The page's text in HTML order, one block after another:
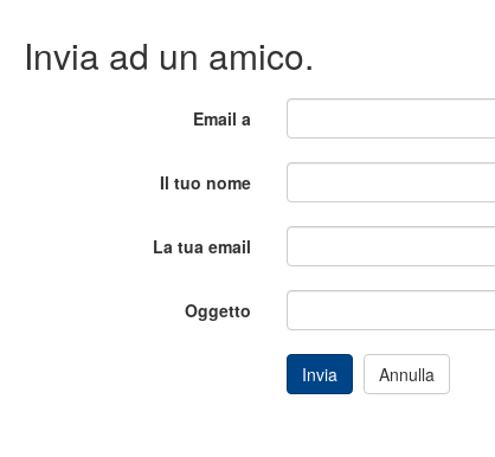
Invia ad un amico.
Email a
Il tuo nome
La tua email
Oggetto
Invia Annulla